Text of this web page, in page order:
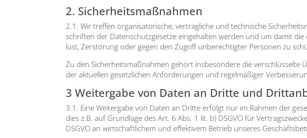
2. Sicherheitsmaßnahmen
2.1. Wir tref­fen orga­ni­sa­to­ri­sche, ver­trag­li­che und tech­ni­sche
schrif­ten der Daten­schutz­ge­set­ze ein­ge­hal­ten wer­den und um damit
lust, Zer­stö­rung oder gegen den Zugriff unbe­rech­tig­ter Per­so­nen zu
Zu den Sicher­heits­maß­nah­men gehört ins­be­son­de­re die
der aktu­el­len gesetz­li­chen Anfor­de­run­gen und regel­mä­ßi­ger
3 Weitergabe von Daten an Dritte und
3.1. Eine Wei­ter­ga­be von Daten an Drit­te erfolgt nur im Rah­men der
dies z.B. auf Grund­la­ge des Art. 6 Abs. 1 lit. b) DSGVO für
DSGVO an wirt­schaft­li­chem und effek­ti­vem Betrieb unse­res